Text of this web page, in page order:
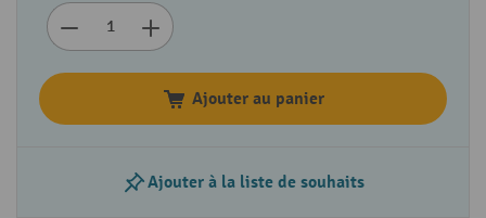
Ajouter au panier
Ajouter à la liste de souhaits